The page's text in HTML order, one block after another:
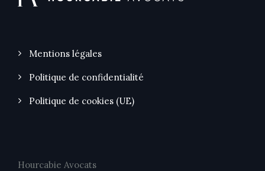
Mentions légales
Politique de confidentialité
Politique de cookies (UE)
Hourcabie Avocats